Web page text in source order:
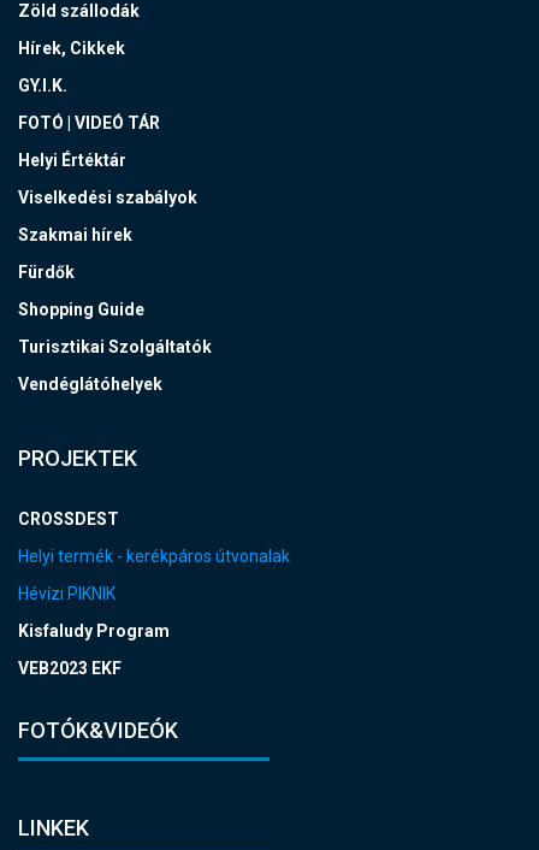
Zöld szállodák
Hírek, Cikkek
GY.I.K.
FOTÓ | VIDEÓ TÁR
Helyi Értéktár
Viselkedési szabályok
Szakmai hírek
Fürdők
Shopping Guide
Turisztikai Szolgáltatók
Vendéglátóhelyek
PROJEKTEK
CROSSDEST
Helyi termék - kerékpáros útvonalak
Hévízi PIKNIK
Kisfaludy Program
VEB2023 EKF
FOTÓK&VIDEÓK
LINKEK